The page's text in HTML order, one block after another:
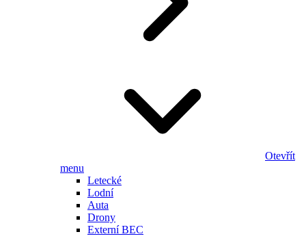
Otevřít
menu
Letecké
Lodní
Auta
Drony
Externí BEC